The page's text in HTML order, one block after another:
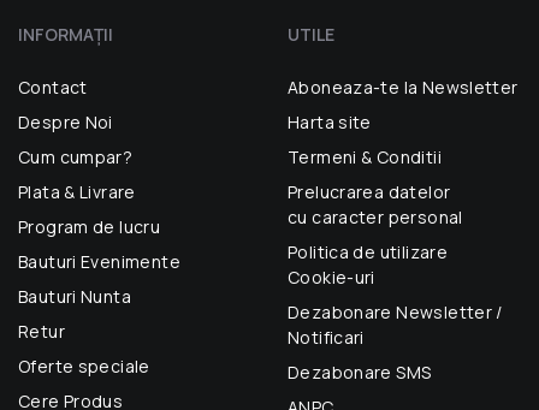
INFORMAŢII
Contact
Despre Noi
Cum cumpar?
Plata & Livrare
Program de lucru
Bauturi Evenimente
Bauturi Nunta
Retur
Oferte speciale
Cere Produs
UTILE
Aboneaza-te la Newsletter
Harta site
Termeni & Conditii
Prelucrarea datelor
cu caracter personal
Politica de utilizare
Cookie-uri
Dezabonare Newsletter /
Notificari
Dezabonare SMS